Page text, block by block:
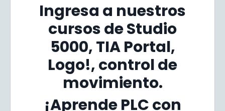
Ingresa a nuestros
cursos de Studio
5000, TIA Portal,
Logo!, control de
movimiento.
¡Aprende PLC con